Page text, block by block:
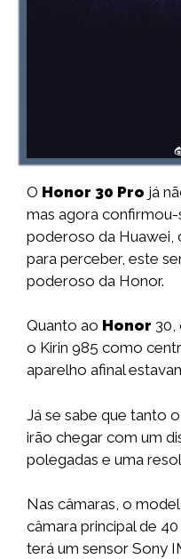
O Honor 30 Pro já
mas agora
poderoso da Huawei,
para perceber, este
poderoso da Honor.
Quanto ao Honor 30,
o Kirin 985 como
aparelho afinal
Já se sabe que tanto
irão chegar com um
polegadas e uma
Nas câmaras, o
câmara principal de
terá um sensor Sony